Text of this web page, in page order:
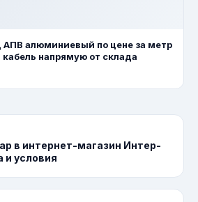
АПВ алюминиевый по цене за метр
напрямую от склада
в интернет-магазин Интер-
и условия